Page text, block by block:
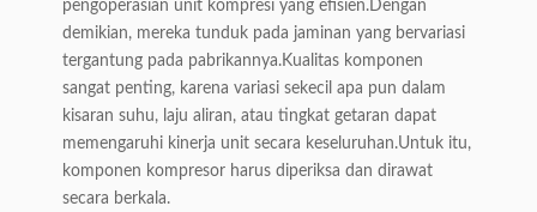
pengoperasian unit kompresi yang efisien.Dengan
demikian, mereka tunduk pada jaminan yang bervariasi
tergantung pada pabrikannya.Kualitas komponen
sangat penting, karena variasi sekecil apa pun dalam
kisaran suhu, laju aliran, atau tingkat getaran dapat
memengaruhi kinerja unit secara keseluruhan.Untuk itu,
komponen kompresor harus diperiksa dan dirawat
secara berkala.